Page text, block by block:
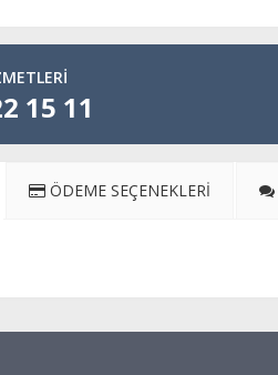
15 11
ÖDEME SEÇENEKLERI